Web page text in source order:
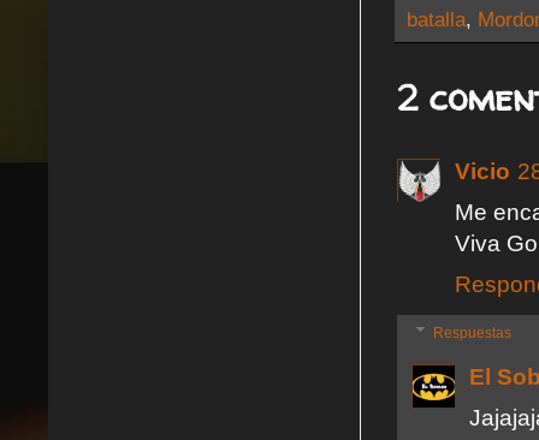
batalla,
2
Vicio
Me
Viva
Respuestas
El